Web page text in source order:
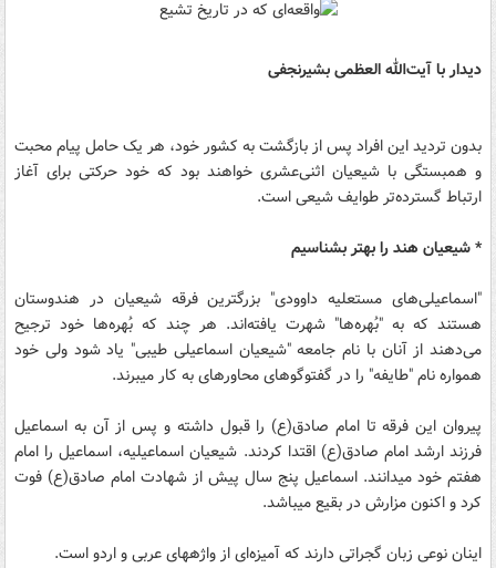
دیدار با آیت‌الله العظمی بشیرنجفی
بدون تردید این افراد پس از بازگشت به کشور خود، هر یک حامل پیام محبت
و همبستگی با شیعیان اثنی‌عشری خواهند بود که خود حرکتی برای آغاز
ارتباط گسترده‌تر طوایف شیعی است.
* شیعیان هند را بهتر بشناسیم
"اسماعیلی‌های مستعلیه داوودی" بزرگترین فرقه شیعیان در هندوستان
هستند که به "بُهره‌ها" شهرت یافته‌اند. هر چند که بُهره‌ها خود ترجیح
می‌دهند از آنان با نام جامعه "شیعیان اسماعیلی طیبی" یاد شود ولی خود
همواره نام "طایفه" را در گفت‎وگوهای محاوره‎ای به کار می‎برند.
پیروان این فرقه تا امام صادق(ع) را قبول داشته و پس از آن به اسماعیل
فرزند ارشد امام صادق(ع) اقتدا کردند. شیعیان اسماعیلیه، اسماعیل را امام
هفتم خود می‎دانند. اسماعیل پنج سال پیش از شهادت امام صادق‌(ع) فوت
کرد و اکنون مزارش در بقیع می‎باشد.
اینان نوعی زبان گجراتی دارند که آمیزه‌ای از واژه‎های عربی و اردو است.